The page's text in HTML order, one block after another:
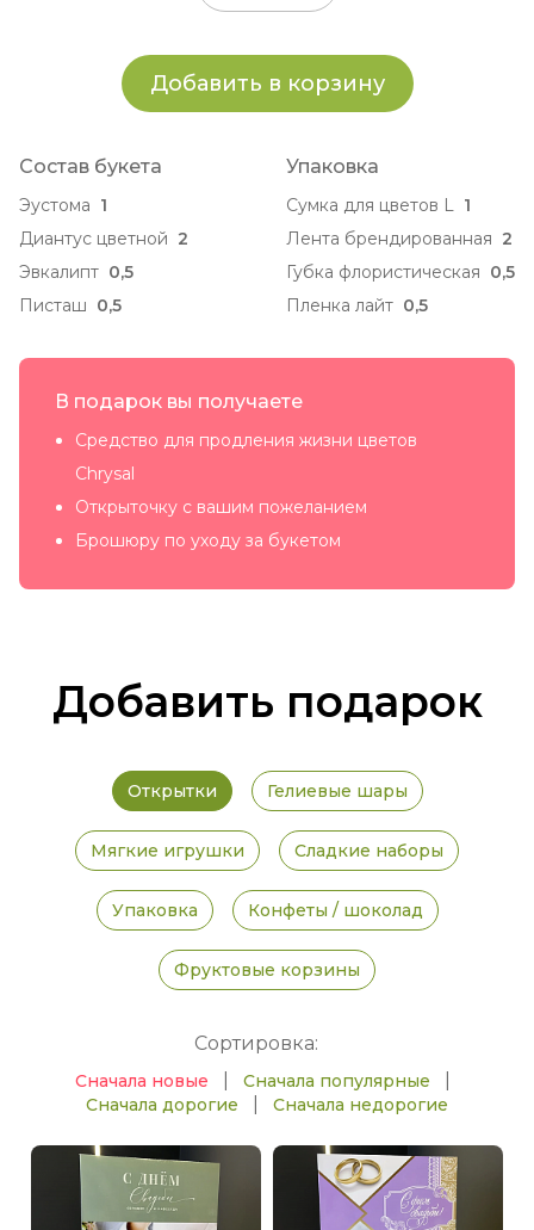
Добавить в корзину
Состав букета
Эустома 1
Диантус цветной 2
Эвкалипт 0,5
Писташ 0,5
Упаковка
Сумка для цветов L 1
Лента брендированная 2
Губка флористическая 0,5
Пленка лайт 0,5
В подарок вы получаете
Средство для продления жизни цветов
Chrysal
Открыточку с вашим пожеланием
Брошюру по уходу за букетом
Добавить подарок
Открытки Гелиевые шары
Мягкие игрушки Сладкие наборы
Упаковка Конфеты / шоколад
Фруктовые корзины
Сортировка:
Сначала новые Сначала популярные
Сначала дорогие Сначала недорогие